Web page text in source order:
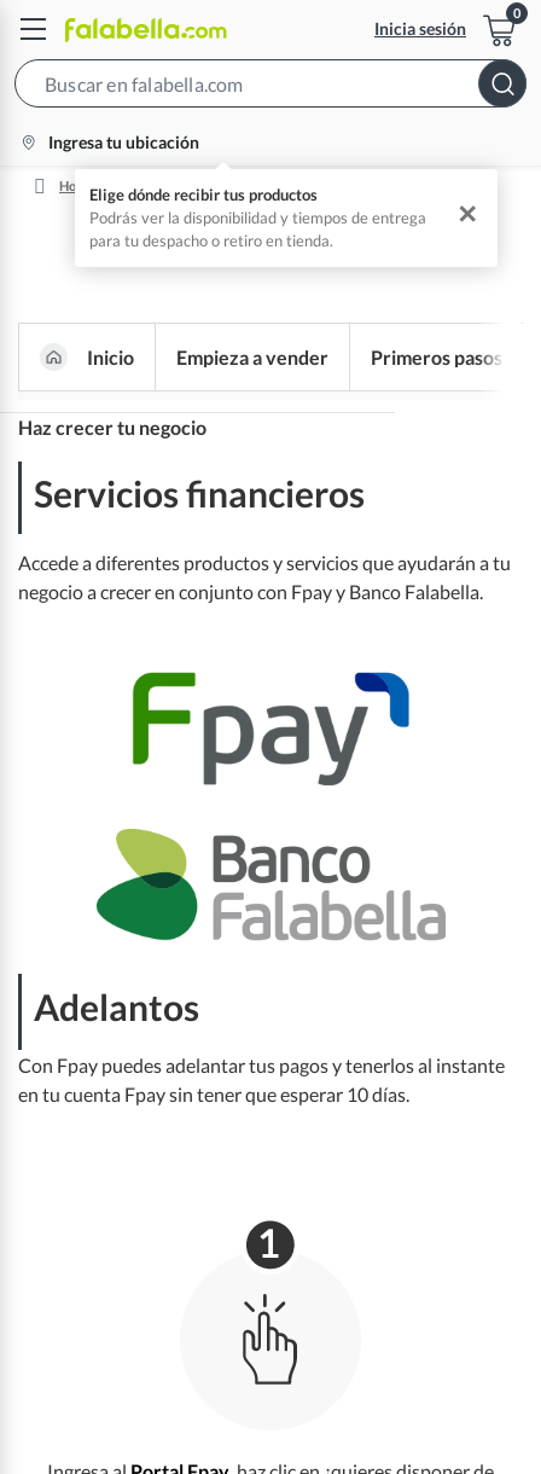
Inicia sesión
location-
Ingresa tu ubicación
Elige dónde recibir tus productos
Podrás ver la disponibilidad y tiempos de entrega
para tu despacho o retiro en tienda.
✕
Home Servicios Financieros Para Sellers
Inicio Empieza a vender Primeros pasos
Nace un nuevo espacio para ti
Analytics y Pricing​
Servicios logísticos
Canales de contacto
Haz crecer tu negocio
Servicios financieros
Accede a diferentes productos y servicios que ayudarán a tu
negocio a crecer en conjunto con Fpay y Banco Falabella.
Adelantos
Con Fpay puedes adelantar tus pagos y tenerlos al instante
en tu cuenta Fpay sin tener que esperar 10 días.